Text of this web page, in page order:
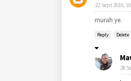
22 Sept 2016,
murah ye.
Reply Delete
28